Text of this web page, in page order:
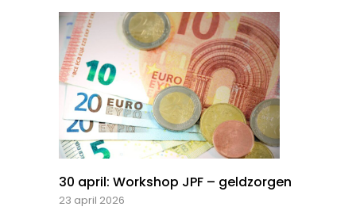
30 april: Workshop JPF – geldzorgen
23 april 2026